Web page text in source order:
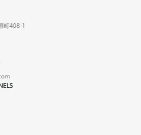
part, contactez-nous dans les 72 heures
que nous trouvions ensemble une
町408-1